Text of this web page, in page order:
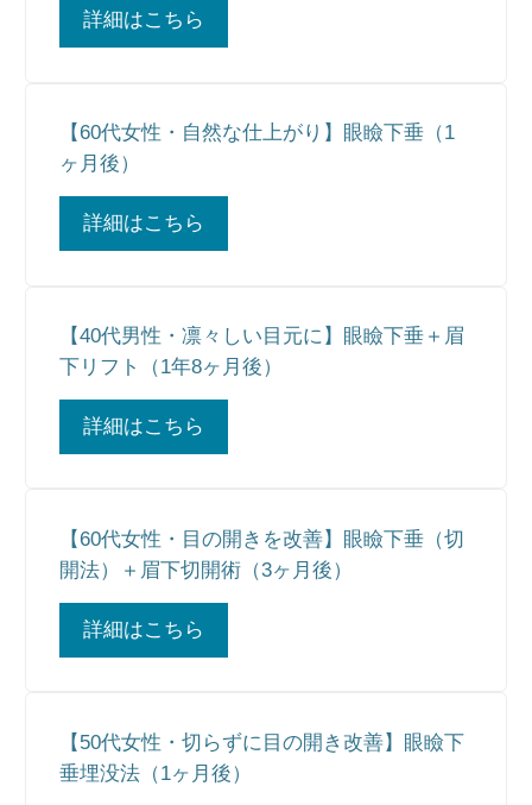
詳細はこちら
【60代女性・自然な仕上がり】眼瞼下垂（1
ヶ月後）
詳細はこちら
【40代男性・凛々しい目元に】眼瞼下垂＋眉
下リフト（1年8ヶ月後）
詳細はこちら
【60代女性・目の開きを改善】眼瞼下垂（切
開法）＋眉下切開術（3ヶ月後）
詳細はこちら
【50代女性・切らずに目の開き改善】眼瞼下
垂埋没法（1ヶ月後）